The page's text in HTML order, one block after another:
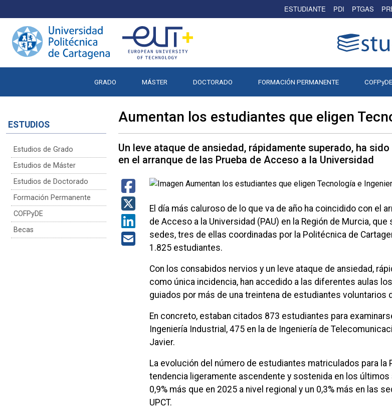
ESTUDIANTE PDI PTGAS
GRADO MÁSTER DOCTORADO FORMACIÓN PERMANENTE COFPyDE
ESTUDIOS
Estudios de Grado
Estudios de Máster
Estudios de Doctorado
Formación Permanente
COFPyDE
Becas
Aumentan los estudiantes que eligen
Un leve ataque de ansiedad, rápidamente superado, ha
en el arranque de las Prueba de Acceso a la Universidad
El día más caluroso de lo que va de año ha coincidido con el
de Acceso a la Universidad (PAU) en la Región de Murcia, que
sedes, tres de ellas coordinadas por la Politécnica de
1.825 estudiantes.
Con los consabidos nervios y un leve ataque de ansiedad,
como única incidencia, han accedido a las diferentes aulas
guiados por más de una treintena de estudiantes voluntarios
En concreto, estaban citados 873 estudiantes para
Ingeniería Industrial, 475 en la de Ingeniería de
Javier.
La evolución del número de estudiantes matriculados para la
tendencia ligeramente ascendente y sostenida en los últimos
0,9% más que en 2025 a nivel regional y un 0,3% más en las
UPCT.